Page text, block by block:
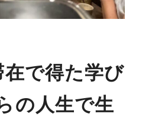
で得た学び
の人生で生